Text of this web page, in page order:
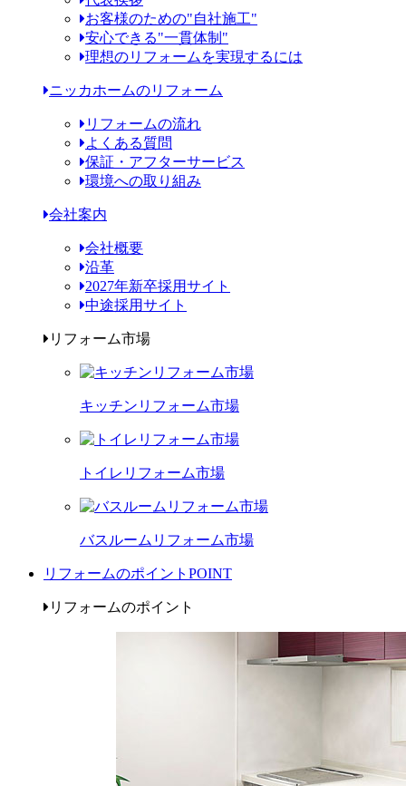
お客様のための"自社施工"
安心できる"一貫体制"
理想のリフォームを実現するには
ニッカホームのリフォーム
リフォームの流れ
よくある質問
保証・アフターサービス
環境への取り組み
会社案内
会社概要
沿革
2027年新卒採用サイト
中途採用サイト
リフォーム市場
キッチンリフォーム市場
トイレリフォーム市場
バスルームリフォーム市場
リフォームのポイント POINT
リフォームのポイント